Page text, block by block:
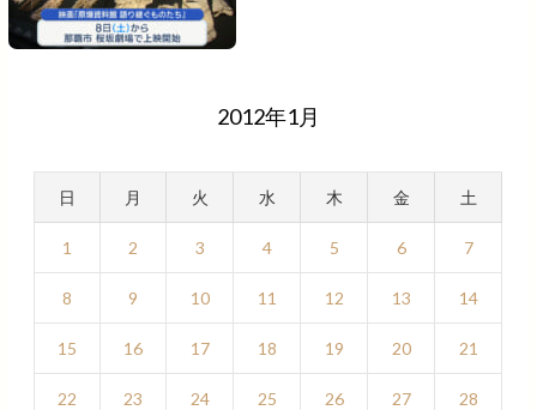
2012年1月
日 月 火 水 木 金 土
1 2 3 4 5 6 7
8 9 10 11 12 13 14
15 16 17 18 19 20 21
22 23 24 25 26 27 28